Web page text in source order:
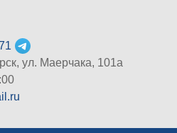
ул. Маерчака, 101а